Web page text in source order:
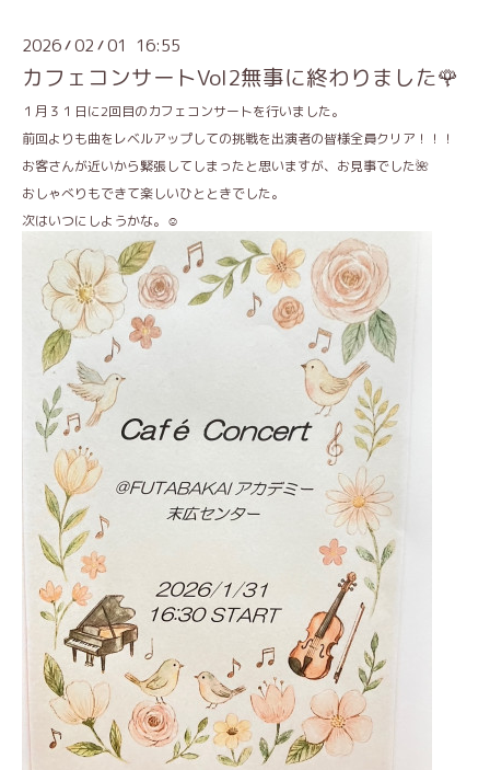
2026/02 /01 16:55
カフェコンサートVol2無事に終わりました🌹
１月３１日に2回目のカフェコンサートを行いました。
前回よりも曲をレベルアップしての挑戦を出演者の皆様全員クリア！！！
お客さんが近いから緊張してしまったと思いますが、お見事でした🌺
おしゃべりもできて楽しいひとときでした。
次はいつにしようかな。☺️